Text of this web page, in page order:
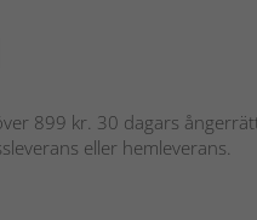
899 kr. 30 dagars
eller hemleverans.